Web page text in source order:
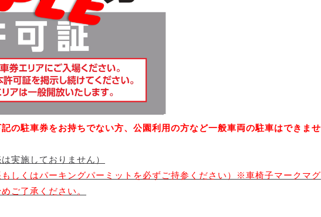
の駐車券をお持ちでない方、公園利用の方など一般車両の駐車はできませ
実施しておりません）
もしくはパーキングパーミットを必ずご持参ください）※車椅子マークマグ
ご了承ください。